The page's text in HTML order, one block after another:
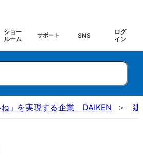
ショー
ルーム
サポート SNS
ログ
イン
ね」を実現する企業 DAIKEN 建